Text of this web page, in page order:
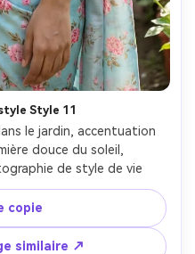
Style 11
le jardin, accentuation
douce du soleil,
de style de vie
copie
similaire ↗